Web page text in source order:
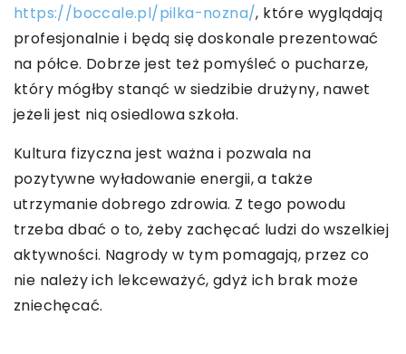
https://boccale.pl/pilka-nozna/, które wyglądają
profesjonalnie i będą się doskonale prezentować
na półce. Dobrze jest też pomyśleć o pucharze,
który mógłby stanąć w siedzibie drużyny, nawet
jeżeli jest nią osiedlowa szkoła.
Kultura fizyczna jest ważna i pozwala na
pozytywne wyładowanie energii, a także
utrzymanie dobrego zdrowia. Z tego powodu
trzeba dbać o to, żeby zachęcać ludzi do wszelkiej
aktywności. Nagrody w tym pomagają, przez co
nie należy ich lekceważyć, gdyż ich brak może
zniechęcać.